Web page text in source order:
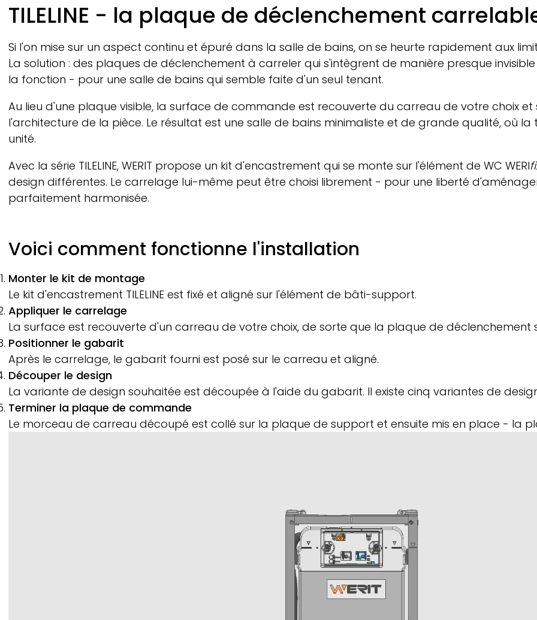
Breadcrumb
TILELINE - la plaque de déclenchement
Si l'on mise sur un aspect continu et épuré dans la salle de bains, on se heurte rapidement aux
La solution : des plaques de déclenchement à carreler qui s'intègrent de manière presque
la fonction - pour une salle de bains qui semble faite d'un seul tenant.
Au lieu d'une plaque visible, la surface de commande est recouverte du carreau de votre choix
l'architecture de la pièce. Le résultat est une salle de bains minimaliste et de grande qualité, où
unité.
Avec la série TILELINE,WERIT propose un kit d'encastrement qui se monte sur l'élément de WC WERI
design différentes. Le carrelage lui-même peut être choisi librement - pour une liberté
parfaitement harmonisée.
Voici comment fonctionne l'installation
Monter le kit de montage
Le kit d'encastrement TILELINE est fixé et aligné sur l'élément de bâti-support.
Appliquer le carrelage
La surface est recouverte d'un carreau de votre choix, de sorte que la plaque de déclenchement
Positionner le gabarit
Après le carrelage, le gabarit fourni est posé sur le carreau et aligné.
Découper le design
La variante de design souhaitée est découpée à l'aide du gabarit. Il existe cinq variantes de
Terminer la plaque de commande
Le morceau de carreau découpé est collé sur la plaque de support et ensuite mis en place - la